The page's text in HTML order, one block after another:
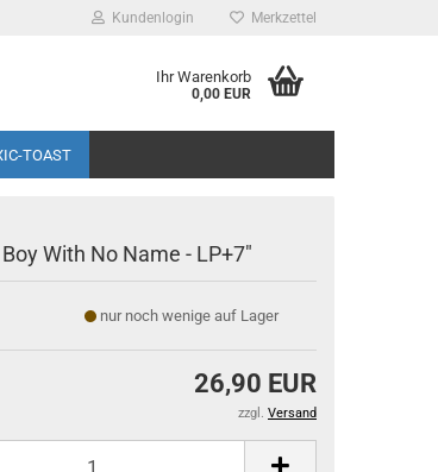
Kundenlogin Merkzettel
Ihr Warenkorb
0,00 EUR
TOAST
With No Name - LP+7"
nur noch wenige auf Lager
26,90 EUR
zzgl. Versand